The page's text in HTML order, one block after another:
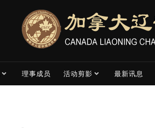
理事成员 活动剪影 最新讯息